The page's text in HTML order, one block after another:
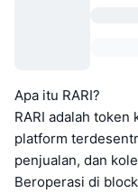
Apa itu RARI?
RARI adalah
platform
penjualan, dan
Beroperasi di